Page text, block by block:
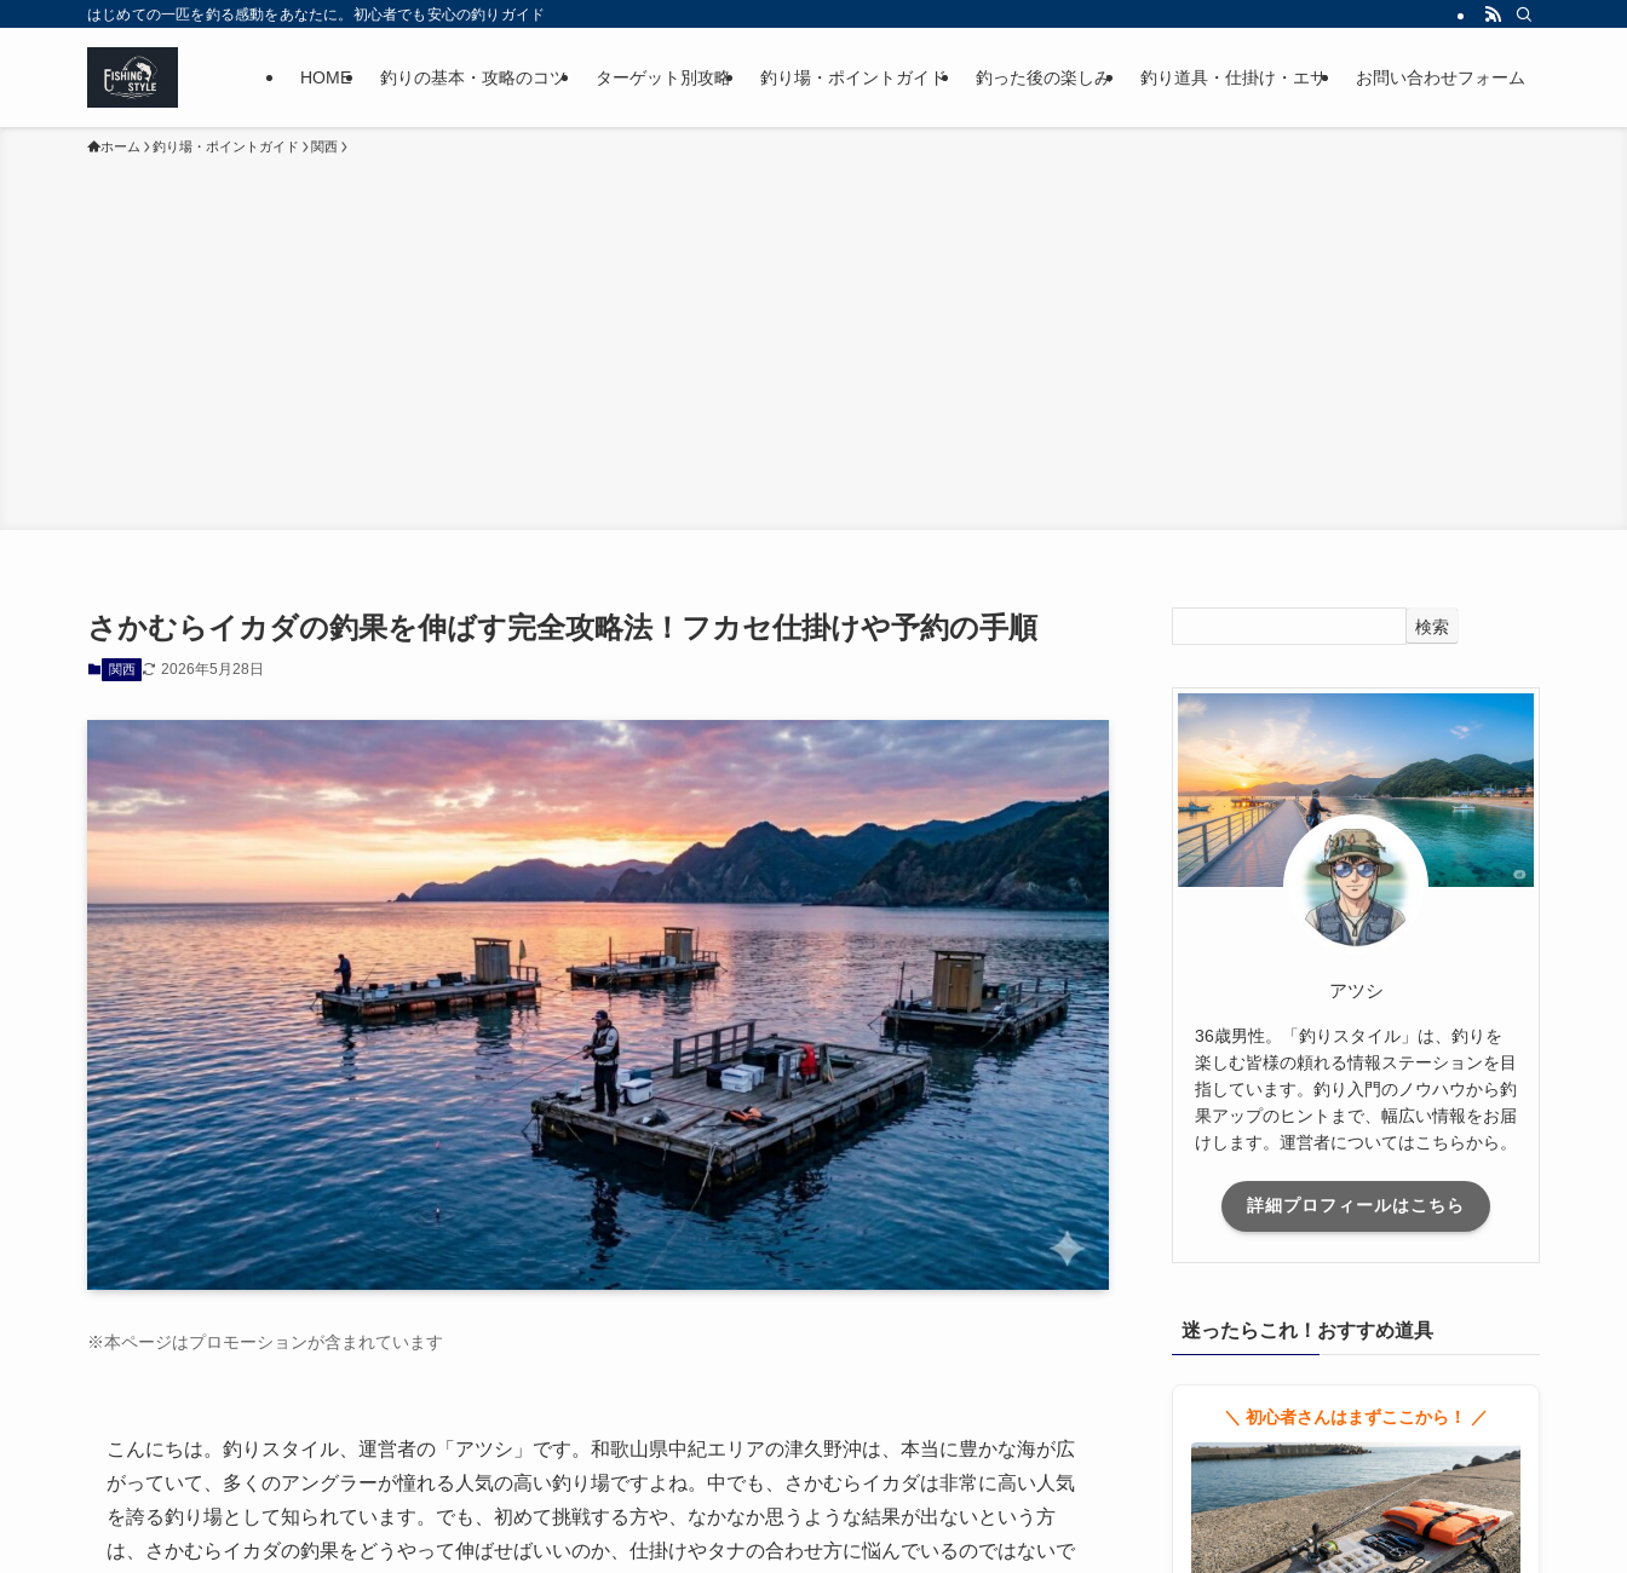
はじめての一匹を釣る感動をあなたに。初心者でも安心の釣りガイド
HOME 釣りの基本・攻略のコツ ターゲット別攻略 釣り場・ポイントガイド 釣った後の楽しみ 釣り道具・仕掛け・エサ お問い合わせフォーム
ホーム 釣り場・ポイントガイド 関西
さかむらイカダの釣果を伸ばす完全攻略法！フカセ仕掛けや予約の手順
関西 2026年5月28日
※本ページはプロモーションが含まれています
こんにちは。釣りスタイル、運営者の「アツシ」です。和歌山県中紀エリアの津久野沖は、本当に豊かな海が広
がっていて、多くのアングラーが憧れる人気の高い釣り場ですよね。中でも、さかむらイカダは非常に高い人気
を誇る釣り場として知られています。でも、初めて挑戦する方や、なかなか思うような結果が出ないという方
は、さかむらイカダの釣果をどうやって伸ばせばいいのか、仕掛けやタナの合わせ方に悩んでいるのではないで
検索
アツシ
36歳男性。「釣りスタイル」は、釣りを
楽しむ皆様の頼れる情報ステーションを目
指しています。釣り入門のノウハウから釣
果アップのヒントまで、幅広い情報をお届
けします。運営者についてはこちらから。
詳細プロフィールはこちら
迷ったらこれ！おすすめ道具
＼ 初心者さんはまずここから！ ／